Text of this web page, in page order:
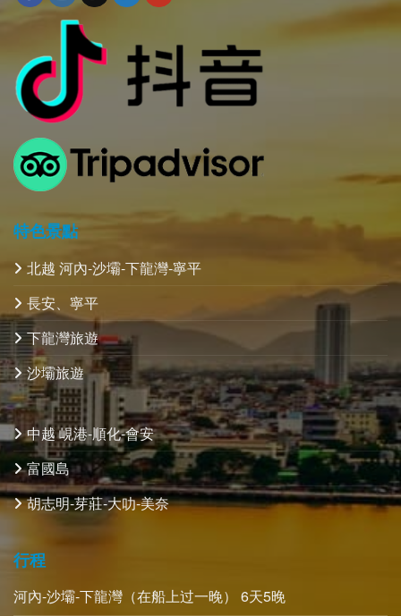
特色景點
北越 河內-沙壩-下龍灣-寧平
長安、寧平
下龍灣旅遊
沙壩旅遊
中越 峴港-順化-會安
富國島
胡志明-芽莊-大叻-美奈
行程
河內-沙壩-下龍灣（在船上过一晚） 6天5晚